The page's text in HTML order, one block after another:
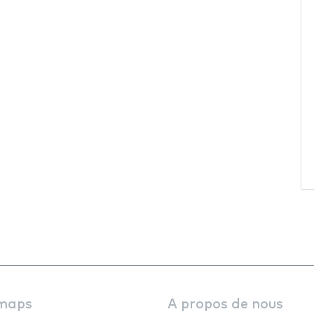
A propos de nous